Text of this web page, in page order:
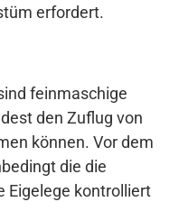
erfordert.
feinmaschige
den Zuflug von
können. Vor dem
die die
Eigelege kontrolliert